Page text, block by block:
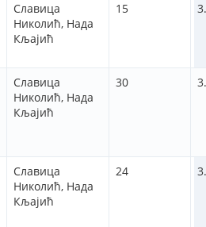
Славица
Николић, Нада
Кљајић
15
Славица
Николић, Нада
Кљајић
30
Славица
Николић, Нада
Кљајић
24